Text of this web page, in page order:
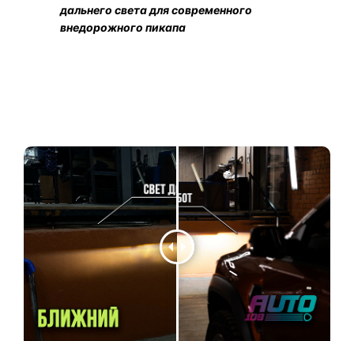
дальнего света для современного
внедорожного пикапа